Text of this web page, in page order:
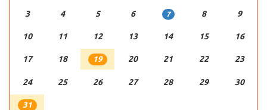
3 4 5 6 7 8 9
10 11 12 13 14 15 16
17 18 19 20 21 22 23
24 25 26 27 28 29 30
31